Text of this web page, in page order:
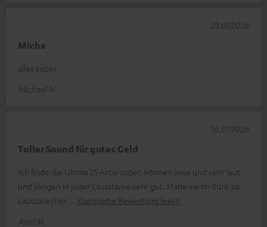
Micha
alles super
Michael N.
23.07.2026
Toller Sound für gutes Geld
Ich finde die Ultima 25 Aktiv super, können leise und sehr laut
und klingen in jeder Lautstärke sehr gut. Habe sie im Büro als
Lautsprecher
Komplette Bewertung lesen
Axel M.
16.07.2026